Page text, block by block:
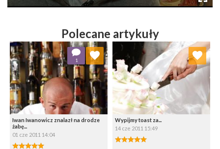
Polecane artykuły
Iwan Iwanowicz znalazł na drodze
żabę...
01 cze 2011 14:04
5.00/5
1
Dodaj do ulubionych
Wybierz listę:
Wypijmy toast za...
14 cze 2011 15:49
5.00/5
Dodaj do ulubionych
Wybierz listę: